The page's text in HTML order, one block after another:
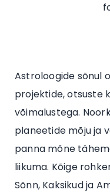
Astroloogide sõnul
projektide, otsuste
võimalustega.
planeetide mõju ja
panna mõne
liikuma. Kõige
Sõnn, Kaksikud ja